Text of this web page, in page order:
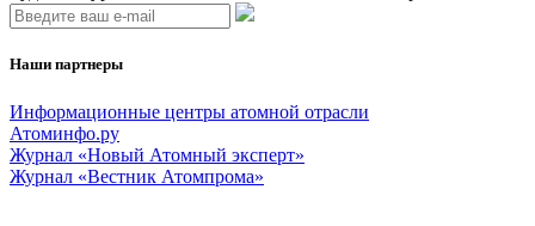
Наши партнеры
Информационные центры атомной отрасли
Атоминфо.ру
Журнал «Новый Атомный эксперт»
Журнал «Вестник Атомпрома»